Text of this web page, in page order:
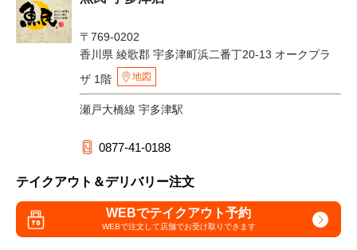
〒769-0202
香川県 綾歌郡 宇多津町浜二番丁20-13 オークプラ
ザ 1階
地図
瀬戸大橋線 宇多津駅
0877-41-0188
テイクアウト＆デリバリー注文
WEBでテイクアウト予約
WEBで注文して店舗でお受け取りできます